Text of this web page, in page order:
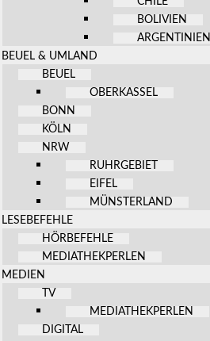
BOLIVIEN
ARGENTINIEN
BEUEL & UMLAND
BEUEL
OBERKASSEL
BONN
KÖLN
NRW
RUHRGEBIET
EIFEL
MÜNSTERLAND
LESEBEFEHLE
HÖRBEFEHLE
MEDIATHEKPERLEN
MEDIEN
TV
MEDIATHEKPERLEN
DIGITAL